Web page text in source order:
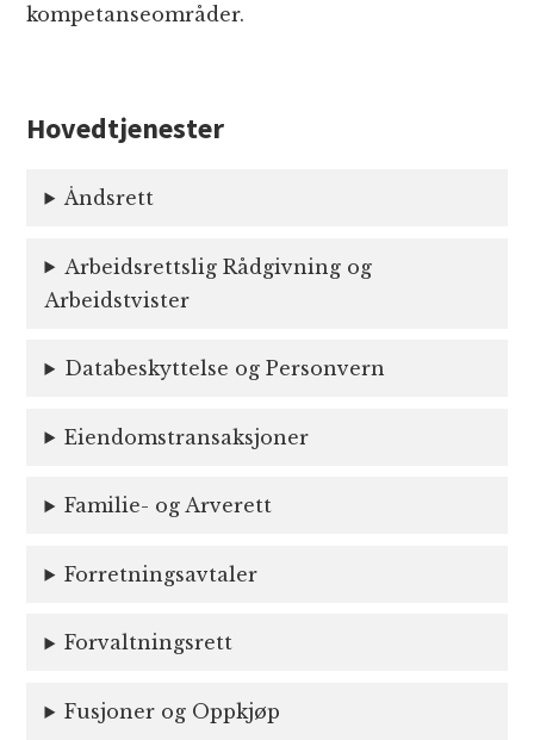
kompetanseområder.
Hovedtjenester
Åndsrett
Arbeidsrettslig Rådgivning og
Arbeidstvister
Databeskyttelse og Personvern
Eiendomstransaksjoner
Familie- og Arverett
Forretningsavtaler
Forvaltningsrett
Fusjoner og Oppkjøp